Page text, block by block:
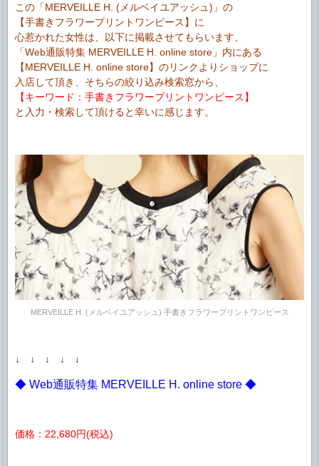
この「MERVEILLE H. (メルベイユアッシュ)」の
【手書きフラワープリントワンピース】に
心惹かれた女性は、以下に掲載させてもらいます、
「Web通販特集 MERVEILLE H. online store」内にある
【MERVEILLE H. online store】のリンクよりショップに
入店して頂き、そちらの絞り込み検索窓から、
【キーワード：手書きフラワープリントワンピース】
と入力・検索して頂けると幸いに感じます。
MERVEILLE H. (メルベイユアッシュ) 手書きフラワープリントワンピース
↓ ↓ ↓ ↓ ↓
◆ Web通販特集 MERVEILLE H. online store ◆
価格：22,680円(税込)